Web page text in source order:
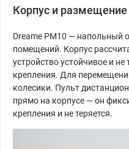
Корпус и размещение
Dreame PM10 — напольный
помещений. Корпус
устройство устойчивое и не
крепления. Для
колесики. Пульт
прямо на корпусе — он
крепления и не теряется.